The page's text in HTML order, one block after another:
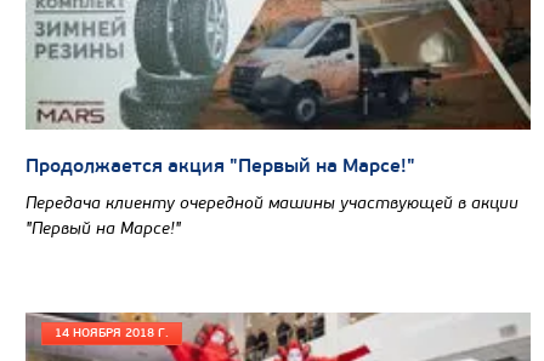
Продолжается акция "Первый на Марсе!"
Передача клиенту очередной машины участвующей в акции
"Первый на Марсе!"
14 НОЯБРЯ 2018 Г.